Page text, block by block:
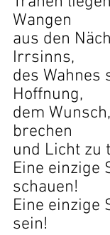
Wangen
aus den
Irrsinns,
des Wahnes
Hoffnung,
dem
brechen
und Licht zu
Eine einzige
schauen!
Eine einzige
sein!